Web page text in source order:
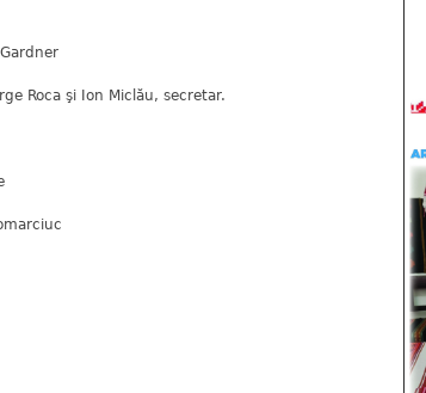
Roca şi Ion Miclău, secretar.